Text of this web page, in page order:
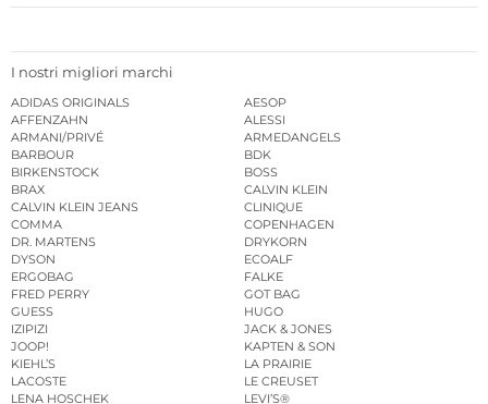
I nostri migliori marchi
ADIDAS ORIGINALS
AESOP
AFFENZAHN
ALESSI
ARMANI/PRIVÉ
ARMEDANGELS
BARBOUR
BDK
BIRKENSTOCK
BOSS
BRAX
CALVIN KLEIN
CALVIN KLEIN JEANS
CLINIQUE
COMMA
COPENHAGEN
DR. MARTENS
DRYKORN
DYSON
ECOALF
ERGOBAG
FALKE
FRED PERRY
GOT BAG
GUESS
HUGO
IZIPIZI
JACK & JONES
JOOP!
KAPTEN & SON
KIEHL’S
LA PRAIRIE
LACOSTE
LE CREUSET
LENA HOSCHEK
LEVI’S®